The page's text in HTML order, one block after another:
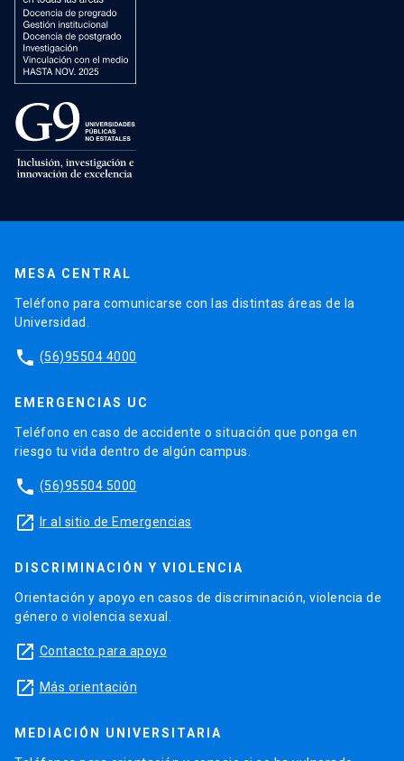
MESA CENTRAL
Teléfono para comunicarse con las distintas áreas de la
Universidad.
phone (56)95504 4000
EMERGENCIAS UC
Teléfono en caso de accidente o situación que ponga en
riesgo tu vida dentro de algún campus.
phone (56)95504 5000
launch Ir al sitio de Emergencias
DISCRIMINACIÓN Y VIOLENCIA
Orientación y apoyo en casos de discriminación, violencia de
género o violencia sexual.
launch Contacto para apoyo
launch Más orientación
MEDIACIÓN UNIVERSITARIA